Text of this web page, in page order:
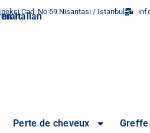
Cad. No:59 Nisantasi / Istanbul
Perte de cheveux Greffe